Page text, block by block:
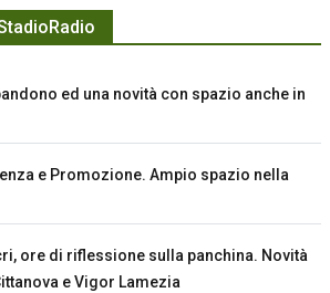
ed una novità con spazio anche in
e Promozione. Ampio spazio nella
ore di riflessione sulla panchina. Novità
e Vigor Lamezia